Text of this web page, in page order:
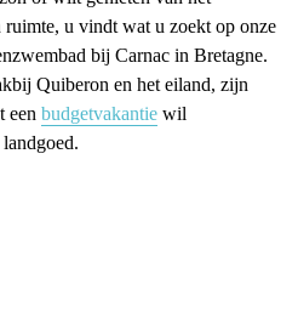
ruimte, u vindt wat u zoekt op onze
bij Carnac in Bretagne.
Quiberon en het eiland, zijn
een budgetvakantie wil